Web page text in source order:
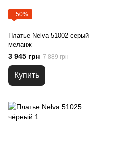
−50%
Платье Nelva 51002 серый
меланж
3 945 грн 7 889 грн
Купить